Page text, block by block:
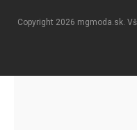
Copyright 2026 mgmoda.sk.